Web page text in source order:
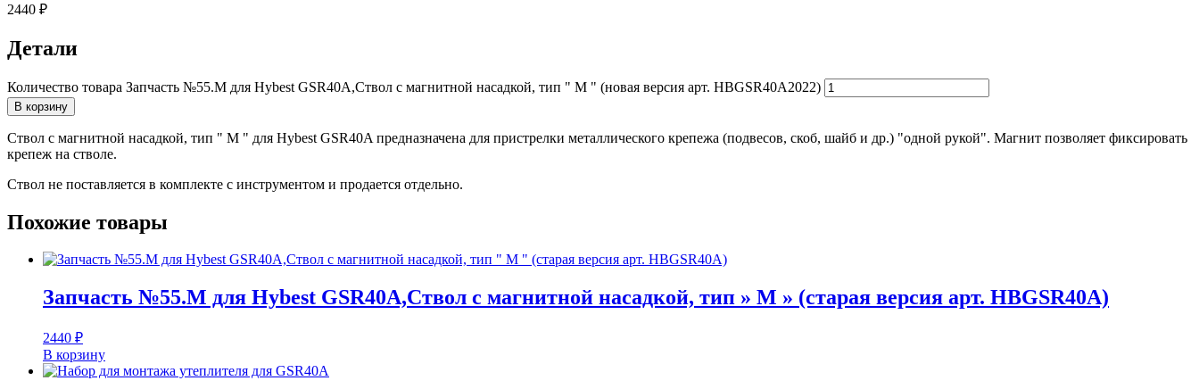
2440 ₽
Детали
Количество товара Запчасть №55.M для Hybest GSR40A,Ствол с магнитной насадкой, тип " M " (новая версия арт. HBGSR40A2022)
В корзину
Ствол с магнитной насадкой, тип " M " для Hybest GSR40A предназначена для пристрелки металлического крепежа (подвесов, скоб, шайб и др.) "одной рукой". Магнит позволяет фиксировать
крепеж на стволе.
Ствол не поставляется в комплекте с инструментом и продается отдельно.
Похожие товары
Запчасть №55.M для Hybest GSR40A,Ствол с магнитной насадкой, тип » M » (старая версия арт. HBGSR40A)
2440 ₽
В корзину